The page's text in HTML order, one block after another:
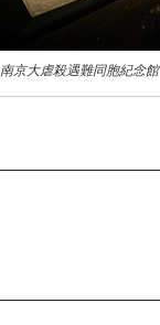
南京大虐殺遇難同胞紀念館